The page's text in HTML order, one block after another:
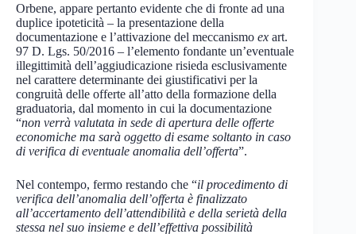
Orbene, appare pertanto evidente che di fronte ad una
duplice ipoteticità – la presentazione della
documentazione e l’attivazione del meccanismo ex art.
97 D. Lgs. 50/2016 – l’elemento fondante un’eventuale
illegittimità dell’aggiudicazione risieda esclusivamente
nel carattere determinante dei giustificativi per la
congruità delle offerte all’atto della formazione della
graduatoria, dal momento in cui la documentazione
“non verrà valutata in sede di apertura delle offerte
economiche ma sarà oggetto di esame soltanto in caso
di verifica di eventuale anomalia dell’offerta”.
Nel contempo, fermo restando che “il procedimento di
verifica dell’anomalia dell’offerta è finalizzato
all’accertamento dell’attendibilità e della serietà della
stessa nel suo insieme e dell’effettiva possibilità